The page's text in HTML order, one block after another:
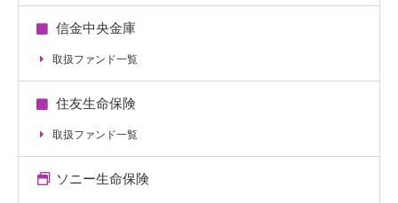
信金中央金庫
取扱ファンド一覧
住友生命保険
取扱ファンド一覧
ソニー生命保険